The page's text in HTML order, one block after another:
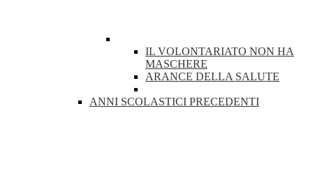
IL VOLONTARIATO NON HA
MASCHERE
ARANCE DELLA SALUTE
ANNI SCOLASTICI PRECEDENTI